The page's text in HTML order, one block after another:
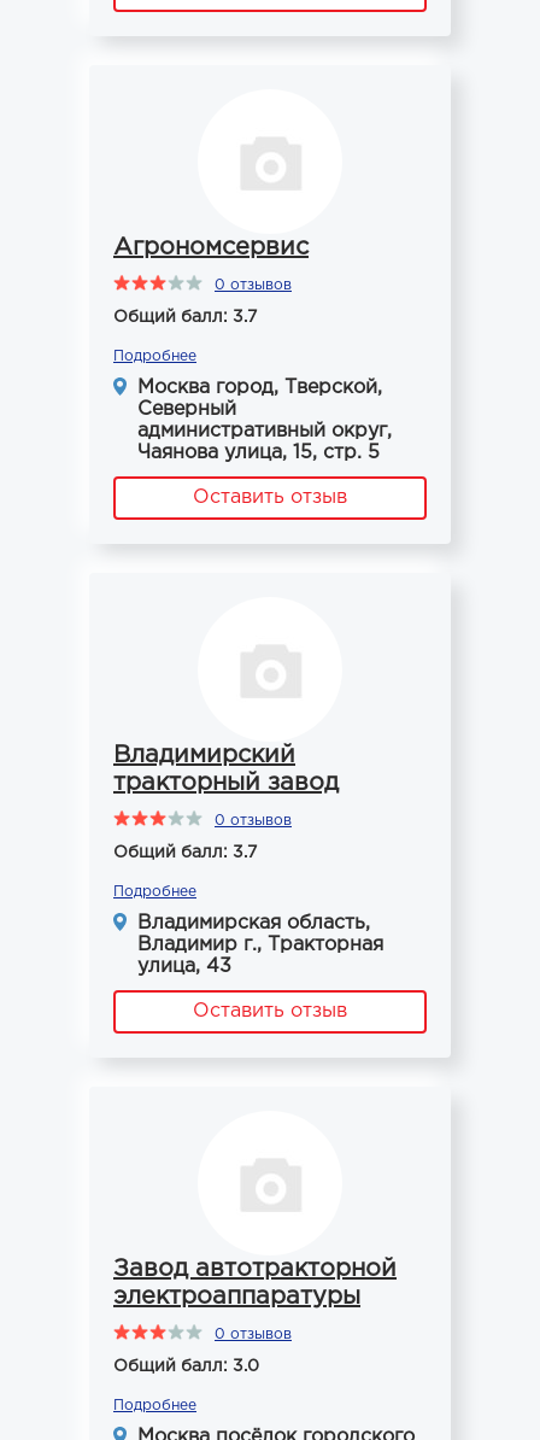
Агрономсервис
0 отзывов
Общий балл: 3.7
Подробнее
Москва город, Тверской,
Северный
административный округ,
Чаянова улица, 15, стр. 5
Оставить отзыв
Владимирский
тракторный завод
0 отзывов
Общий балл: 3.7
Подробнее
Владимирская область,
Владимир г., Тракторная
улица, 43
Оставить отзыв
Завод автотракторной
электроаппаратуры
0 отзывов
Общий балл: 3.0
Подробнее